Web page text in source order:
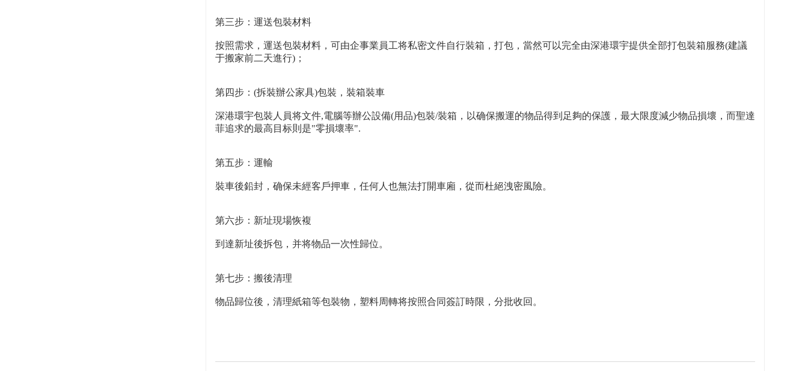
第三步：運送包裝材料
按照需求，運送包裝材料，可由企事業員工将私密文件自行裝箱，打包，當然可以完全由深港環宇提供全部打包裝箱服務(建議
于搬家前二天進行)；
第四步：(拆裝辦公家具)包裝，裝箱裝車
深港環宇包裝人員将文件,電腦等辦公設備(用品)包裝/裝箱，以确保搬運的物品得到足夠的保護，最大限度減少物品損壞，而聖達
菲追求的最高目标則是"零損壞率".
第五步：運輸
裝車後鉛封，确保未經客戶押車，任何人也無法打開車廂，從而杜絕洩密風險。
第六步：新址現場恢複
到達新址後拆包，并将物品一次性歸位。
第七步：搬後清理
物品歸位後，清理紙箱等包裝物，塑料周轉将按照合同簽訂時限，分批收回。